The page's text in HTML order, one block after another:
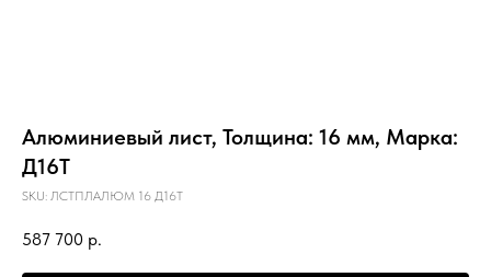
Алюминиевый лист, Толщина: 16 мм, Марка:
Д16Т
SKU: ЛСТПЛАЛЮМ 16 Д16Т
587 700 р.